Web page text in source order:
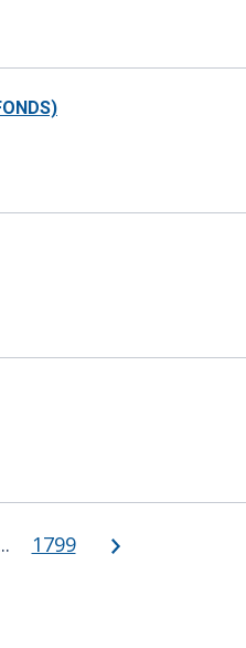
Page 1799
1799 Suivant